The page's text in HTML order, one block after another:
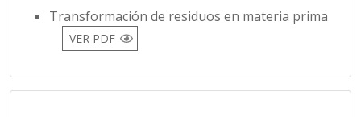
Transformación de residuos en materia prima
VER PDF